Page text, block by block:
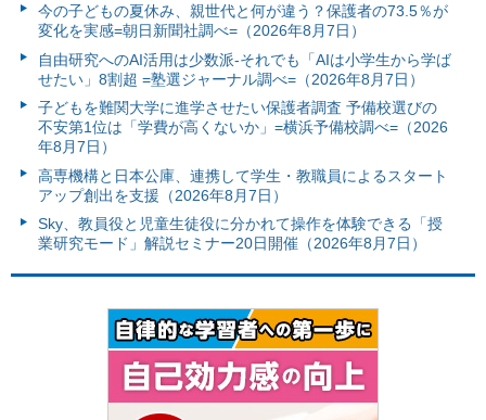
今の子どもの夏休み、親世代と何が違う？保護者の73.5％が
変化を実感=朝日新聞社調べ=（2026年8月7日）
自由研究へのAI活用は少数派-それでも「AIは小学生から学ば
せたい」8割超 =塾選ジャーナル調べ=（2026年8月7日）
子どもを難関大学に進学させたい保護者調査 予備校選びの
不安第1位は「学費が高くないか」=横浜予備校調べ=（2026
年8月7日）
高専機構と日本公庫、連携して学生・教職員によるスタート
アップ創出を支援（2026年8月7日）
Sky、教員役と児童生徒役に分かれて操作を体験できる「授
業研究モード」解説セミナー20日開催（2026年8月7日）